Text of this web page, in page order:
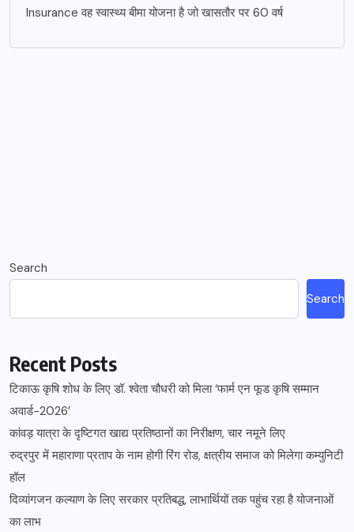
Insurance वह स्वास्थ्य बीमा योजना है जो खासतौर पर 60 वर्ष
Search
Search
Recent Posts
टिकाऊ कृषि शोध के लिए डॉ. श्वेता चौधरी को मिला ‘फार्म एन फूड कृषि सम्मान
अवार्ड-2026’
कांवड़ यात्रा के दृष्टिगत खाद्य प्रतिष्ठानों का निरीक्षण, चार नमूने लिए
रुद्रपुर में महाराणा प्रताप के नाम होगी रिंग रोड, क्षत्रीय समाज को मिलेगा कम्युनिटी
हॉल
दिव्यांगजन कल्याण के लिए सरकार प्रतिबद्ध, लाभार्थियों तक पहुंच रहा है योजनाओं
का लाभ